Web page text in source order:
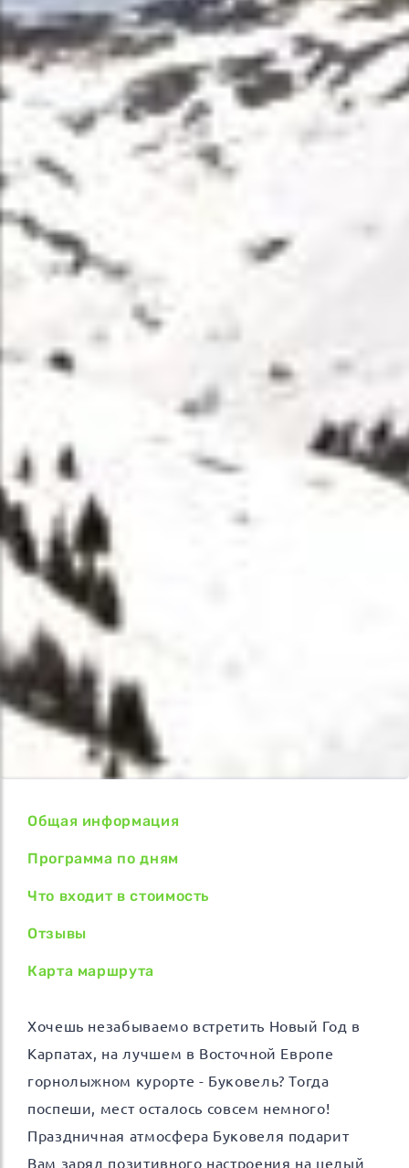
Общая информация
Программа по дням
Что входит в стоимость
Отзывы
Карта маршрута
Хочешь незабываемо встретить Новый Год в
Карпатах, на лучшем в Восточной Европе
горнолыжном курорте - Буковель? Тогда
поспеши, мест осталось совсем немного!
Праздничная атмосфера Буковеля подарит
Вам заряд позитивного настроения на целый